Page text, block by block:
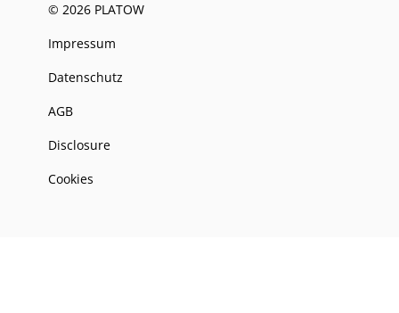
© 2026 PLATOW
Impressum
Datenschutz
AGB
Disclosure
Cookies